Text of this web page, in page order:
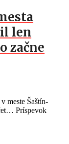
len
začne
meste Šaštín-
Príspevok